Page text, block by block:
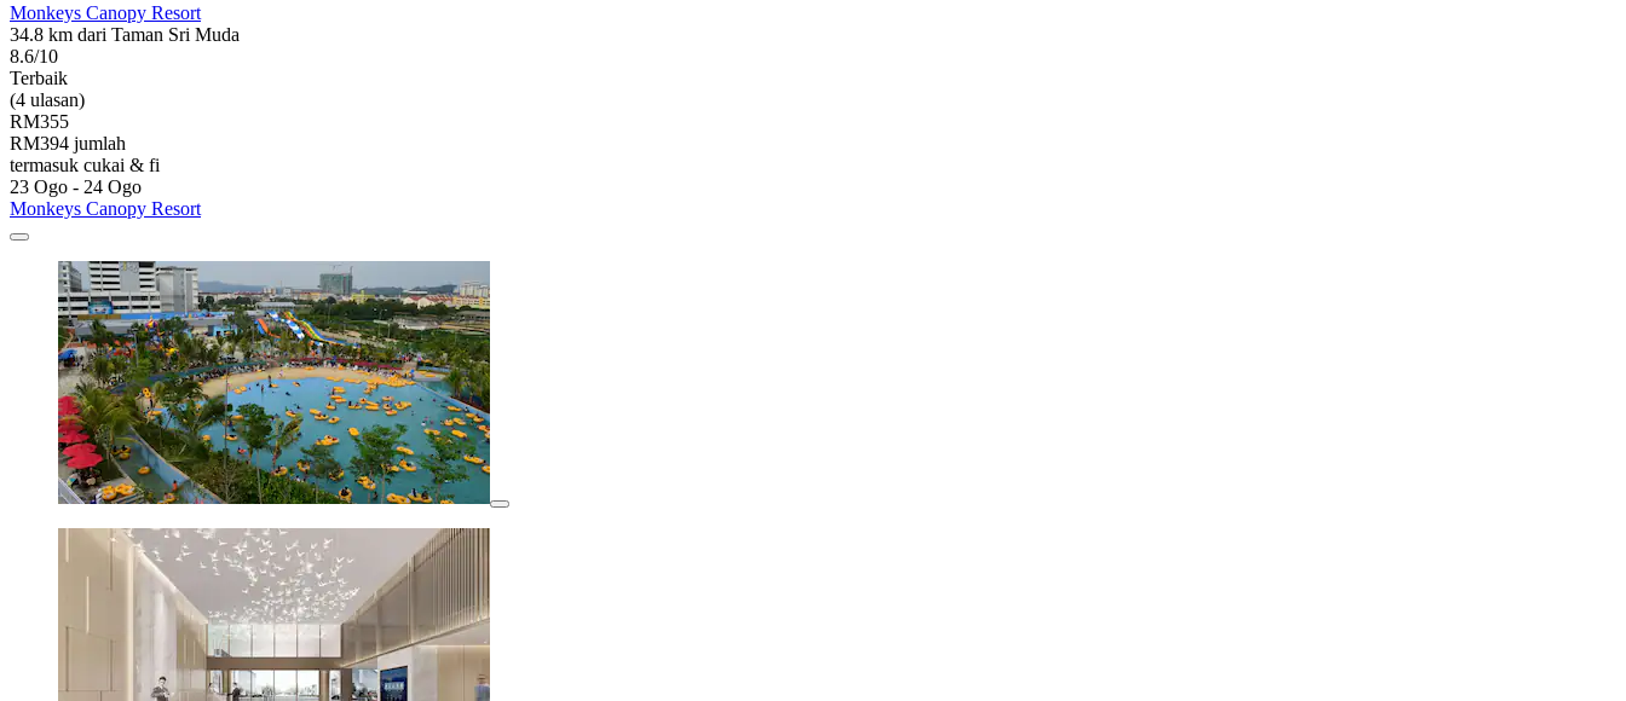
Monkeys Canopy Resort
34.8 km dari Taman Sri Muda
8.6/10
Terbaik
(4 ulasan)
RM355
RM394 jumlah
termasuk cukai & fi
23 Ogo - 24 Ogo
Monkeys Canopy Resort